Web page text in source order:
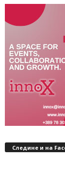
Следине и на